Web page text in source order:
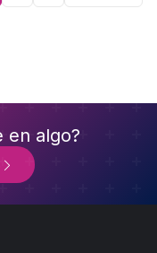
en algo?